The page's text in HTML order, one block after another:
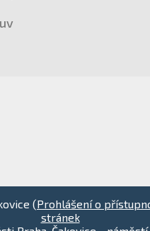
(Prohlášení o
stránek